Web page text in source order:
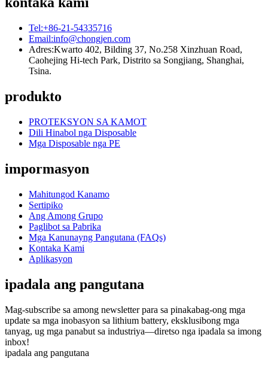
Tel:+86-21-54335716
Email:info@chongjen.com
Adres:Kwarto 402, Bilding 37, No.258 Xinzhuan Road,
Caohejing Hi-tech Park, Distrito sa Songjiang, Shanghai,
Tsina.
produkto
PROTEKSYON SA KAMOT
Dili Hinabol nga Disposable
Mga Disposable nga PE
impormasyon
Mahitungod Kanamo
Sertipiko
Ang Among Grupo
Paglibot sa Pabrika
Mga Kanunayng Pangutana (FAQs)
Kontaka Kami
Aplikasyon
ipadala ang pangutana
Mag-subscribe sa among newsletter para sa pinakabag-ong mga
update sa mga inobasyon sa lithium battery, eksklusibong mga
tanyag, ug mga panabut sa industriya—diretso nga ipadala sa imong
inbox!
ipadala ang pangutana